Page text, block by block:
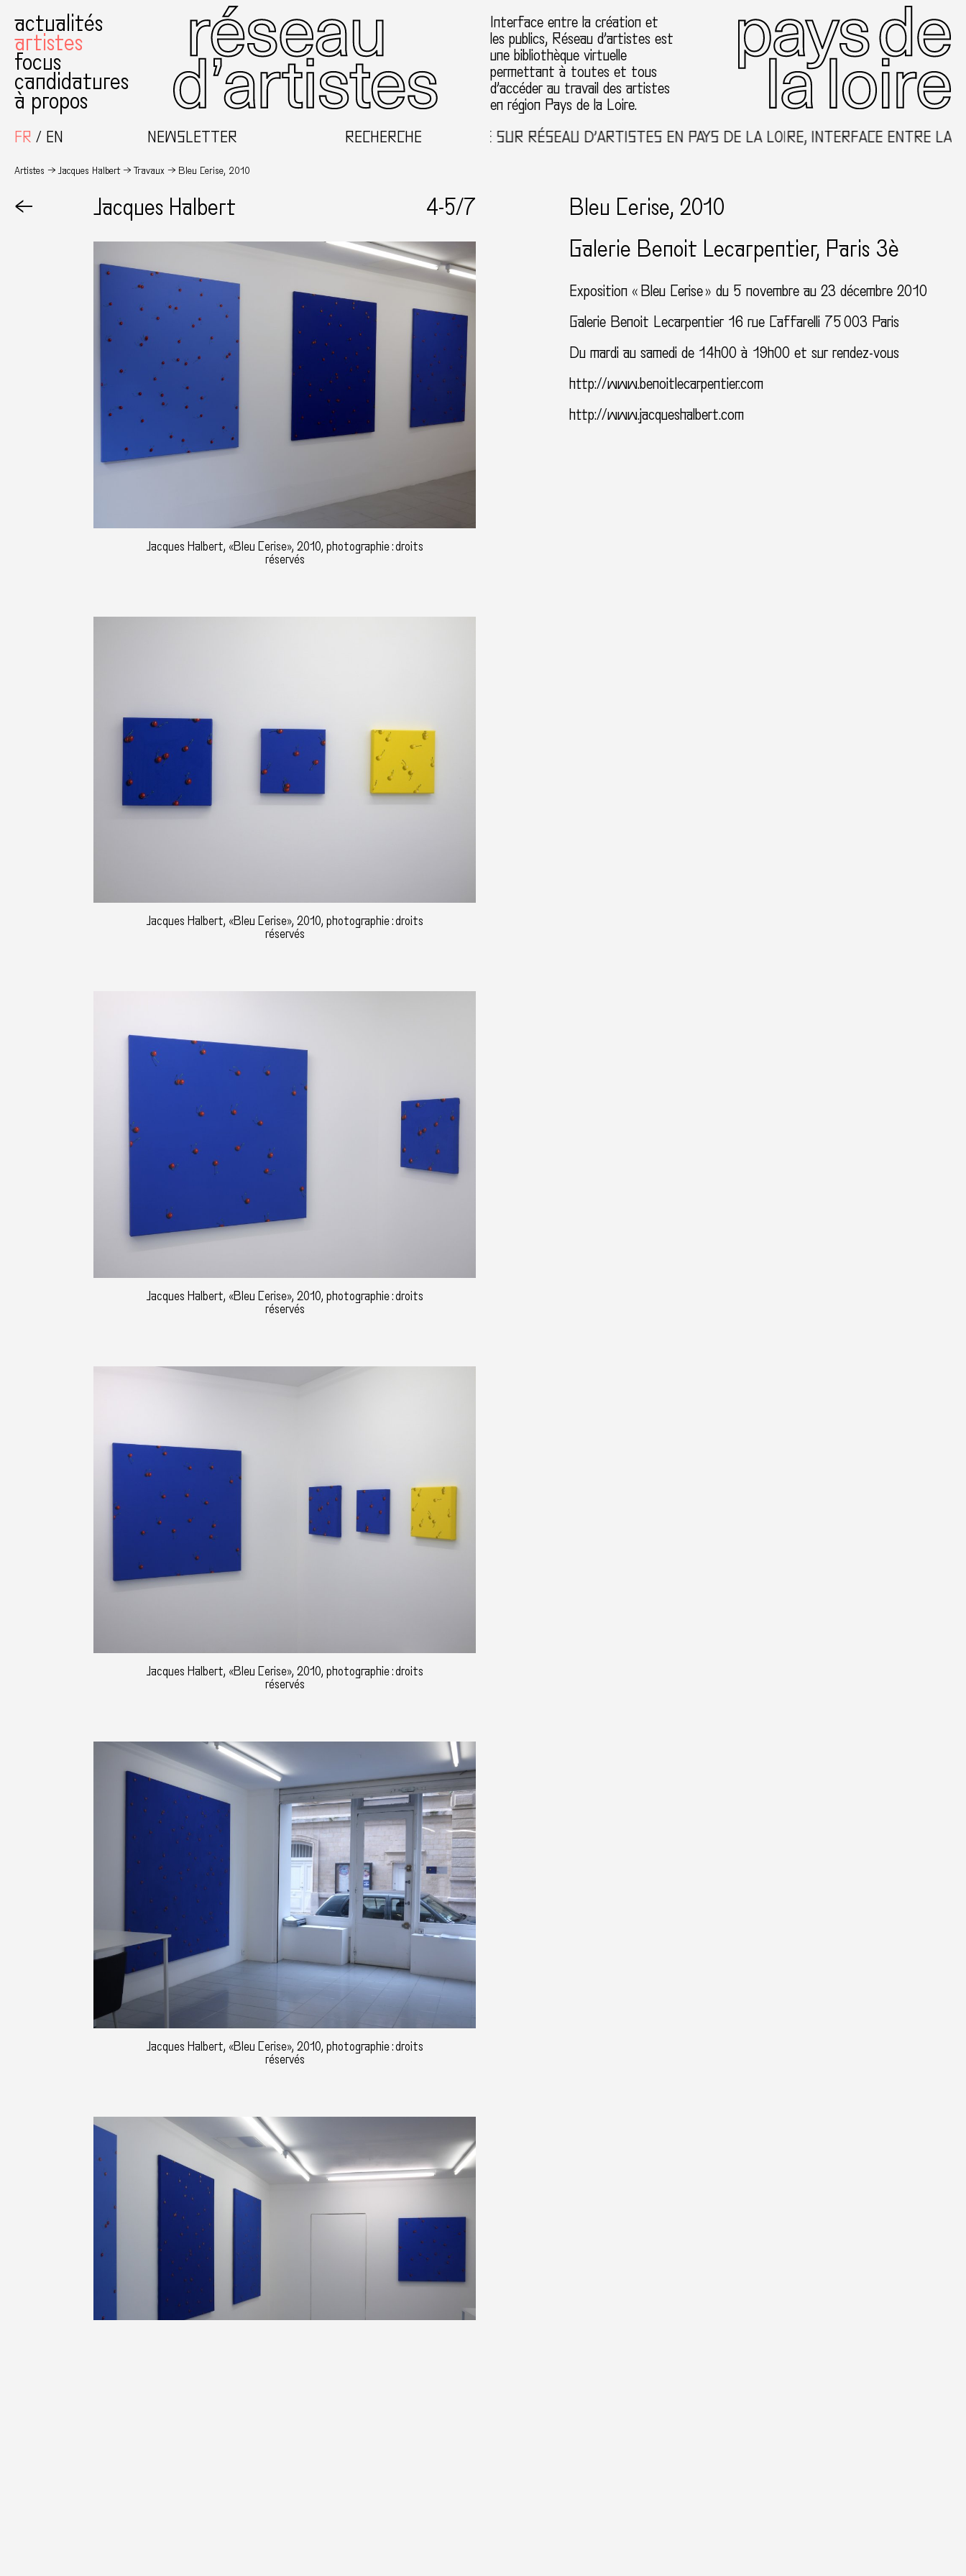
actualités
artistes
focus
candidatures
à propos
Interface entre la création et
les publics, Réseau d’artistes est
une bibliothèque virtuelle
permettant à toutes et tous
d’accéder au travail des artistes
en région Pays de la Loire.
FR
EN NEWSLETTER RECHERCHEBIENVENUE SUR RÉSEAU D’ARTISTES EN PAYS DE LA LOIRE, INTERFACE ENTRE LA
Artistes Jacques Halbert Travaux Bleu Cerise, 2010
← Jacques Halbert 4-5/7
Jacques Halbert, «Bleu Cerise», 2010, photographie : droits
réservés
Jacques Halbert, «Bleu Cerise», 2010, photographie : droits
réservés
Jacques Halbert, «Bleu Cerise», 2010, photographie : droits
réservés
Jacques Halbert, «Bleu Cerise», 2010, photographie : droits
réservés
Jacques Halbert, «Bleu Cerise», 2010, photographie : droits
réservés
Bleu Cerise, 2010
Galerie Benoit Lecarpentier Paris 3è
Exposition « Bleu Cerise » du 5 novembre au 23 décembre 2010
Galerie Benoit Lecarpentier 16 rue Caffarelli 75 003 Paris
Du mardi au samedi de 14h00 à 19h00 et sur rendez-vous
http://www.benoitlecarpentier.com
http://www.jacqueshalbert.com